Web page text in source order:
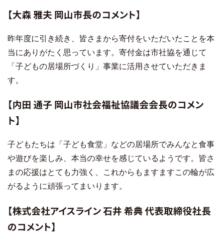
【大森 雅夫 岡山市長のコメント】
昨年度に引き続き、皆さまから寄付をいただいたことを本
当にありがたく思っています。寄付金は市社協を通じて
「子どもの居場所づくり」事業に活用させていただきま
す。
【内田 通子 岡山市社会福祉協議会会長のコメン
ト】
子どもたちは「子ども食堂」などの居場所でみんなと食事
や遊びを楽しみ、本当の幸せを感じているようです。皆さ
まの応援はとても力強く、これからもますますこの輪が広
がるように頑張ってまいります。
【株式会社アイスライン 石井 希典 代表取締役社長
のコメント】